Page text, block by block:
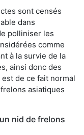
sont censés
dans
polliniser les
comme
à la survie de la
ainsi donc des
de ce fait normal
asiatiques
nid de frelons